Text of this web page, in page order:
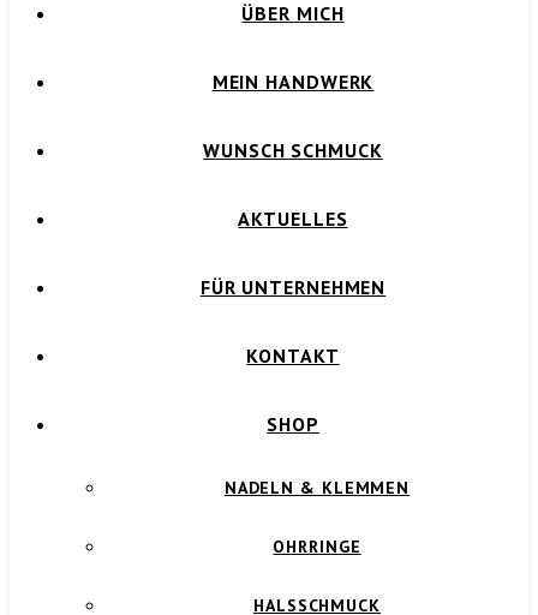
ÜBER MICH
MEIN HANDWERK
WUNSCH SCHMUCK
AKTUELLES
FÜR UNTERNEHMEN
KONTAKT
SHOP
NADELN & KLEMMEN
OHRRINGE
HALSSCHMUCK